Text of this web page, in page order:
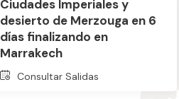
Ciudades Imperiales y
desierto de Merzouga en 6
días finalizando en
Marrakech
Consultar Salidas